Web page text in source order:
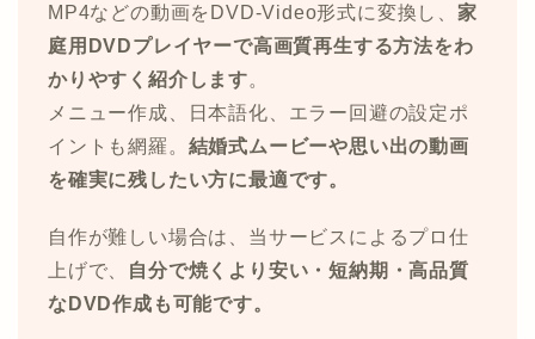
MP4などの動画をDVD-Video形式に変換し、 家
庭用DVDプレイヤーで高画質再生する方法をわ
かりやすく紹介します。
メニュー作成、日本語化、エラー回避の設定ポ
イントも網羅。 結婚式ムービーや思い出の動画
を確実に残したい方に最適です。
自作が難しい場合は、当サービスによるプロ仕
上げで、
自分で焼くより安い・短納期・高品質
なDVD作成も可能です。